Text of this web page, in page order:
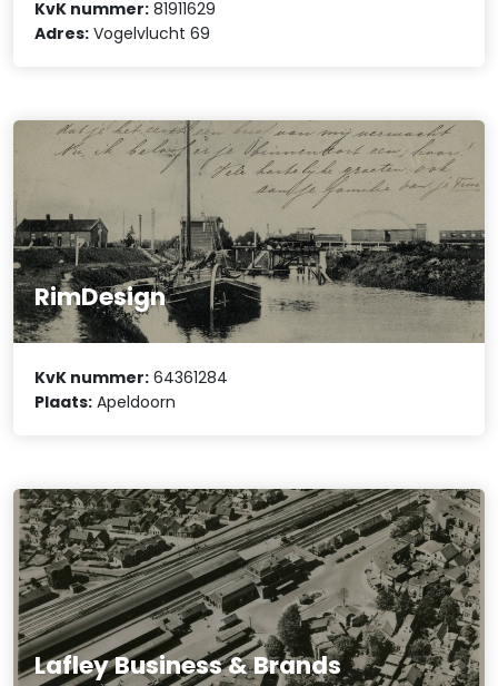
KvK nummer: 81911629
Adres: Vogelvlucht 69
RimDesign
KvK nummer: 64361284
Plaats: Apeldoorn
Lafley Business & Brands